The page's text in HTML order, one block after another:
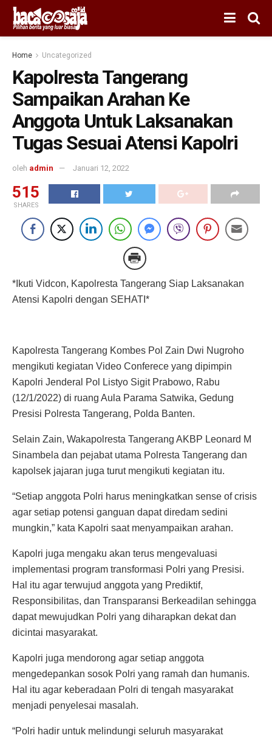
Home Uncategorized
Kapolresta Tangerang
Sampaikan Arahan Ke
Anggota Untuk Laksanakan
Tugas Sesuai Atensi Kapolri
oleh admin Januari 12, 2022
515
SHARES
*Ikuti Vidcon, Kapolresta Tangerang Siap Laksanakan
Atensi Kapolri dengan SEHATI*
Kapolresta Tangerang Kombes Pol Zain Dwi Nugroho
mengikuti kegiatan Video Conferece yang dipimpin
Kapolri Jenderal Pol Listyo Sigit Prabowo, Rabu
(12/1/2022) di ruang Aula Parama Satwika, Gedung
Presisi Polresta Tangerang, Polda Banten.
Selain Zain, Wakapolresta Tangerang AKBP Leonard M
Sinambela dan pejabat utama Polresta Tangerang dan
kapolsek jajaran juga turut mengikuti kegiatan itu.
“Setiap anggota Polri harus meningkatkan sense of crisis
agar setiap potensi ganguan dapat diredam sedini
mungkin,” kata Kapolri saat menyampaikan arahan.
Kapolri juga mengaku akan terus mengevaluasi
implementasi program transformasi Polri yang Presisi.
Hal itu agar terwujud anggota yang Prediktif,
Responsibilitas, dan Transparansi Berkeadilan sehingga
dapat mewujudkan Polri yang diharapkan dekat dan
dicintai masyarakat.
Kapolri juga mendorong agar setiap anggota
mengedepankan sosok Polri yang ramah dan humanis.
Hal itu agar keberadaan Polri di tengah masyarakat
menjadi penyelesai masalah.
“Polri hadir untuk melindungi seluruh masyarakat